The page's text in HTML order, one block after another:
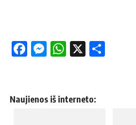
Facebook
Messenger
WhatsApp
X
Naujienos iš interneto: